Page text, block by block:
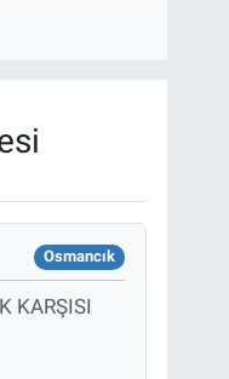
Osmancık
KARŞISI